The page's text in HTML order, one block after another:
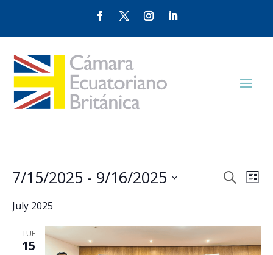
Events
and
Views
Search
List
7/15/2025 - 9/16/2025
date.
July 2025
TUE
15